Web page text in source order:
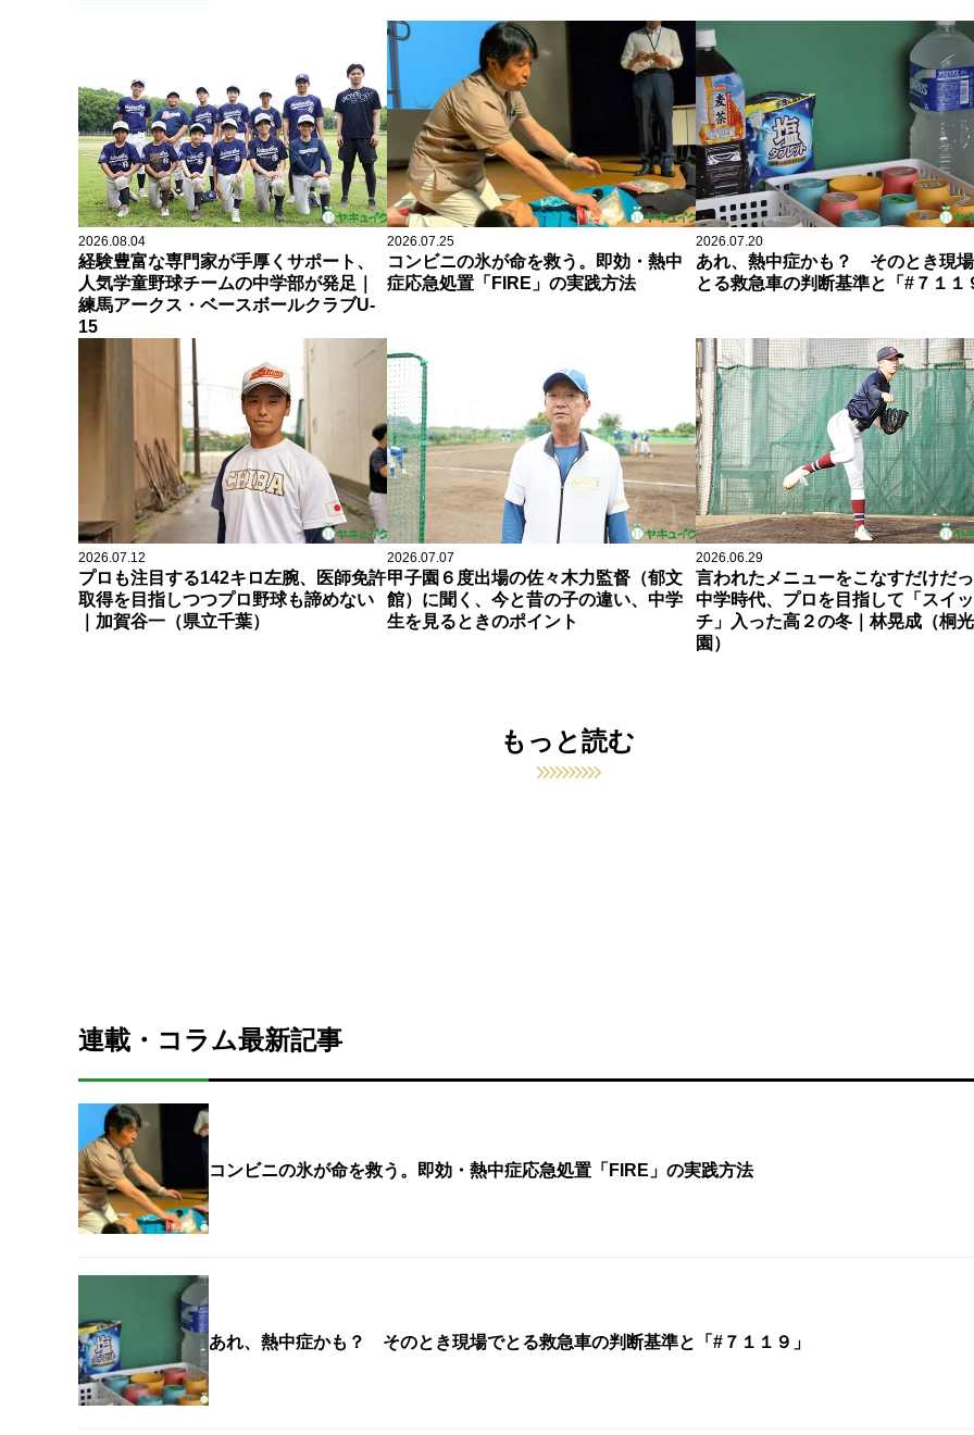
2026.08.04
経験豊富な専門家が手厚くサポート、
人気学童野球チームの中学部が発足｜
練馬アークス・ベースボールクラブU-
15
2026.07.25
コンビニの氷が命を救う。即効・熱中
症応急処置「FIRE」の実践方法
2026.07.20
あれ、熱中症かも？ そのとき現
とる救急車の判断基準と「#７１１
2026.07.12
プロも注目する142キロ左腕、医師免許
取得を目指しつつプロ野球も諦めない
｜加賀谷一（県立千葉）
2026.07.07
甲子園６度出場の佐々木力監督（郁文
館）に聞く、今と昔の子の違い、中学
生を見るときのポイント
2026.06.29
言われたメニューをこなすだけだ
中学時代、プロを目指して「スイッ
チ」入った高２の冬｜林晃成（桐
園）
もっと読む
連載・コラム最新記事
コンビニの氷が命を救う。即効・熱中症応急処置「FIRE」の実践方法
あれ、熱中症かも？ そのとき現場でとる救急車の判断基準と「#７１１９」